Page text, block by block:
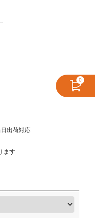
出荷対応
ます
0